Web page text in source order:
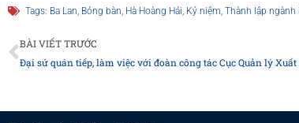
Tags: Ba Lan, Bóng bàn, Hà Hoàng Hải, Kỷ niệm, Thành lập ngành
Prev
BÀI VIẾT TRƯỚC
Đại sứ quán tiếp, làm việc với đoàn công tác Cục Quản lý